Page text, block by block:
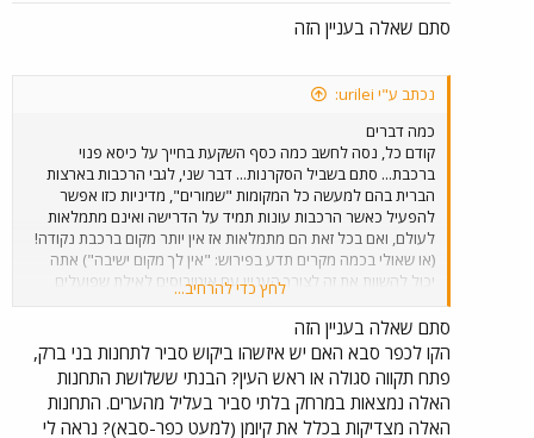
סתם שאלה בעניין הזה
נכתב ע"י urilei:
כמה דברים
קודם כל, נסה לחשב כמה כסף השקעת בחייך על כיסא פנוי
ברכבת... סתם בשביל הסקרנות... דבר שני, לגבי הרכבות בארצות
הברית בהם למעשה כל המקומות "שמורים", מדיניות כזו אפשר
להפעיל כאשר הרכבות עונות תמיד על הדרישה ואינם מתמלאות
לעולם, ואם בכל זאת הם מתמלאות אז אין יותר מקום ברכבת נקודה!
(או שאולי בכמה מקרים תדע בפירוש: "אין לך מקום ישיבה") אתה
יכול להשוות את זה לצורך העניין עם אוטובוסים לאילת שפועלים
לך בה כסא.
לחץ כדי להרחיב...
סתם שאלה בעניין הזה
הקו לכפר סבא האם יש איזשהו ביקוש סביר לתחנות בני ברק,
פתח תקווה סגולה או ראש העין? הבנתי ששלושת התחנות
האלה נמצאות במרחק בלתי סביר בעליל מהערים. התחנות
האלה מצדיקות בכלל את קיומן (למעט כפר-סבא)? נראה לי